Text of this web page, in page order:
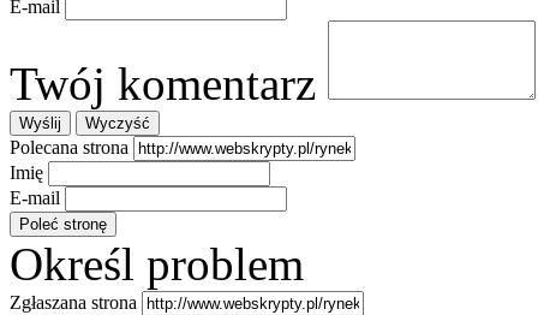
E-mail
Twój komentarz
Polecana strona
Imię
E-mail
Określ problem
Zgłaszana strona